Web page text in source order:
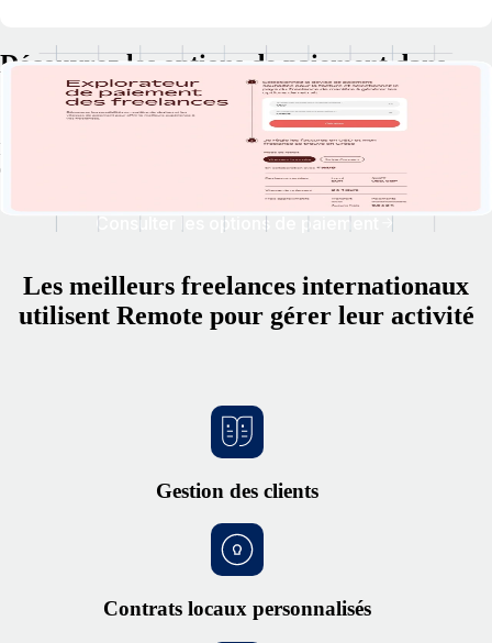
Découvrez les options de paiement dans
différentes devises
Découvrez les devises de paiement de vos clients, les options de retrait
et les délais de paiement estimés.
Les meilleurs freelances internationaux
utilisent Remote pour gérer leur activité
Gestion des clients
Contrats locaux personnalisés